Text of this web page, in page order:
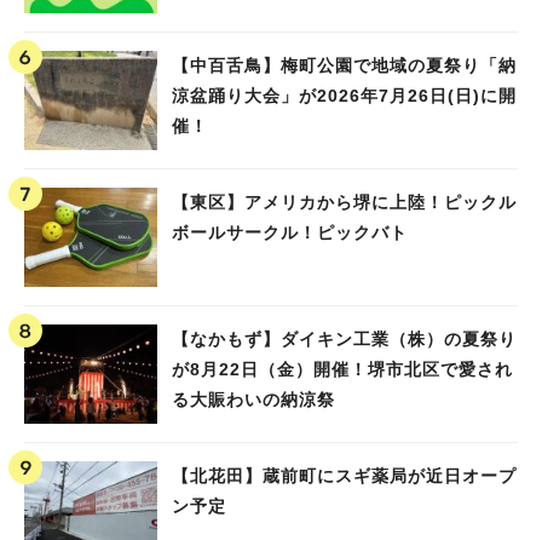
【中百舌鳥】梅町公園で地域の夏祭り「納
涼盆踊り大会」が2026年7月26日(日)に開
催！
【東区】アメリカから堺に上陸！ピックル
ボールサークル！ピックバト
【なかもず】ダイキン工業（株）の夏祭り
が8月22日（金）開催！堺市北区で愛され
る大賑わいの納涼祭
【北花田】蔵前町にスギ薬局が近日オープ
ン予定